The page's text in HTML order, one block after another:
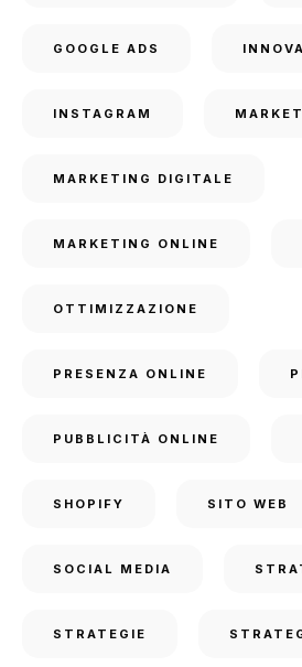
GOOGLE ADS
INSTAGRAM
MARKETING DIGITALE
MARKETING ONLINE
OTTIMIZZAZIONE
PRESENZA ONLINE
PUBBLICITÀ ONLINE
SHOPIFY SITO WEB
SOCIAL MEDIA
STRATEGIE